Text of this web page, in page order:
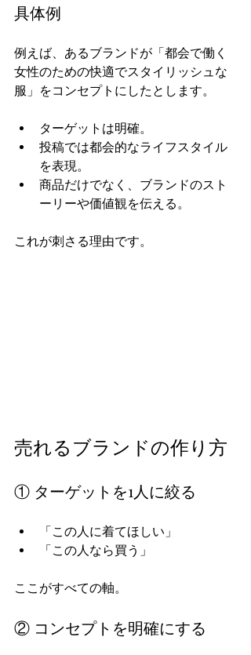
具体例
例えば、あるブランドが「都会で働く
女性のための快適でスタイリッシュな
服」をコンセプトにしたとします。
ターゲットは明確。
投稿では都会的なライフスタイル
を表現。
商品だけでなく、ブランドのスト
ーリーや価値観を伝える。
これが刺さる理由です。
売れるブランドの作り方
① ターゲットを1人に絞る
「この人に着てほしい」
「この人なら買う」
ここがすべての軸。
② コンセプトを明確にする